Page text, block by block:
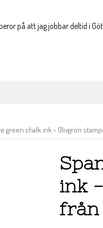
på att jag jobbar deltid i
green chalk ink - Olivgrön
ink
från